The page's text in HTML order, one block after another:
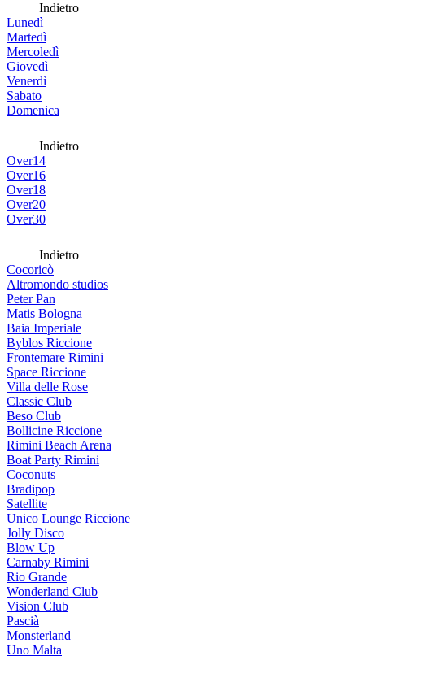
Indietro
Lunedì
Martedì
Mercoledì
Giovedì
Venerdì
Sabato
Domenica
Indietro
Over14
Over16
Over18
Over20
Over30
Indietro
Cocoricò
Altromondo studios
Peter Pan
Matis Bologna
Baia Imperiale
Byblos Riccione
Frontemare Rimini
Space Riccione
Villa delle Rose
Classic Club
Beso Club
Bollicine Riccione
Rimini Beach Arena
Boat Party Rimini
Coconuts
Bradipop
Satellite
Unico Lounge Riccione
Jolly Disco
Blow Up
Carnaby Rimini
Rio Grande
Wonderland Club
Vision Club
Pascià
Monsterland
Uno Malta